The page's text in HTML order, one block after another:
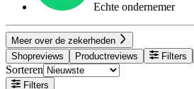
Echte ondernemer
Meer over de zekerheden
Shopreviews
Productreviews Filters
Sorteren
Filters